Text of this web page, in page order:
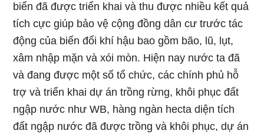
biển đã được triển khai và thu được nhiều kết quả
tích cực giúp bảo vệ cộng đồng dân cư trước tác
động của biến đổi khí hậu bao gồm bão, lũ, lụt,
xâm nhập mặn và xói mòn. Hiện nay nước ta đã
và đang được một số tổ chức, các chính phủ hỗ
trợ và triển khai dự án trồng rừng, khôi phục đất
ngập nước như WB, hàng ngàn hecta diện tích
đất ngập nước đã được trồng và khôi phục, dự án